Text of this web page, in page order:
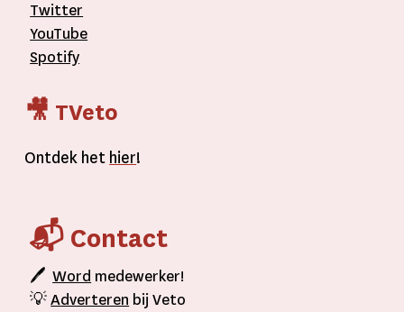
Twitter
YouTube
Spotify
🎥 TVeto
Ontdek het hier!
📬 Contact
🖊Word medewerker!
💡Adverteren bij Veto